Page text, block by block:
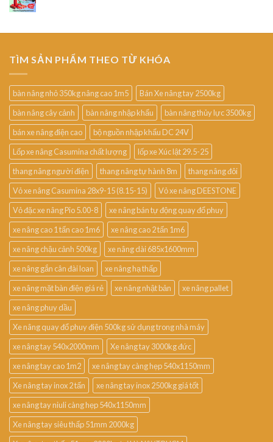
TÌM SẢN PHẨM THEO TỪ KHÓA
bàn nâng nhỏ 350kg nâng cao 1m5
Bán Xe nâng tay 2500kg
bàn nâng cây cảnh
bàn nâng nhập khẩu
bàn nâng thủy lực 3500kg
bán xe nâng điện cao
bộ nguồn nhập khẩu DC 24V
Lốp xe nâng Casumina chất lượng
lốp xe Xúc lật 29.5-25
thang nâng người điện
thang nâng tự hành 8m
thang nâng đôi
Vỏ xe nâng Casumina 28x9-15 (8.15-15)
Vỏ xe nâng DEESTONE
Vỏ đặc xe nâng Pio 5.00-8
xe nâng bán tự động quay đổ phuy
xe nâng cao 1 tấn cao 1m6
xe nâng cao 2 tấn 1m6
xe nâng chậu cảnh 500kg
xe nâng dài 685x1600mm
xe nâng gắn cân đài loan
xe nâng hạ thấp
xe nâng mặt bàn điện giá rẻ
xe nâng nhật bản
xe nâng pallet
xe nâng phuy dầu
Xe nâng quay đổ phuy điện 500kg sử dụng trong nhà máy
xe nâng tay 540x2000mm
Xe nâng tay 3000kg đức
xe nâng tay cao 1m2
xe nâng tay càng hẹp 540x1150mm
Xe nâng tay inox 2 tấn
xe nâng tay inox 2500kg giá tốt
xe nâng tay niuli càng hẹp 540x1150mm
Xe nâng tay siêu thấp 51mm 2000kg